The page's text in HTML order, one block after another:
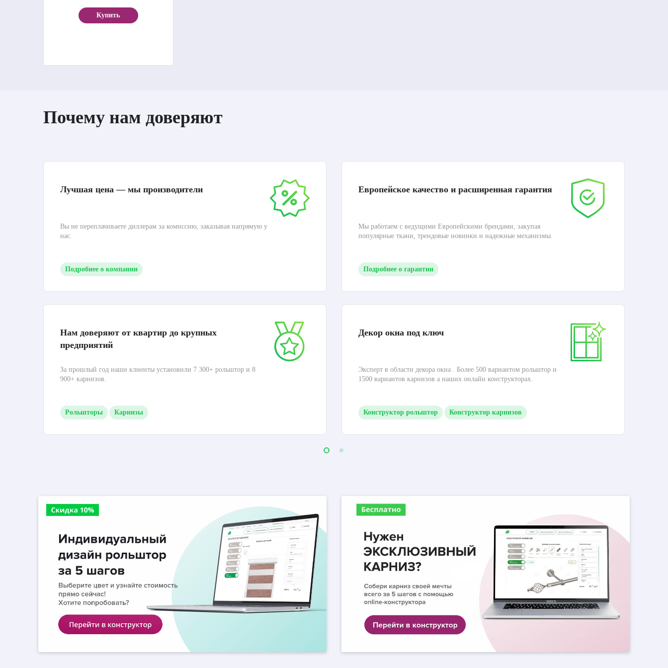
Купить
Почему нам доверяют
Лучшая цена — мы производители
Вы не переплачиваете диллерам за комиссию, заказывая напрямую у
нас.
Подробнее о компании
Нам доверяют от квартир до крупных
предприятий
За прошлый год наши клиенты установили 7 300+ рольштор и 8
900+ карнизов.
Рольшторы Карнизы
Европейское качество и расширенная гарантия
Мы работаем с ведущими Европейскими брендами, закупая
популярные ткани, трендовые новинки и надежные механизмы.
Подробнее о гарантии
Декор окна под ключ
Эксперт в области декора окна . Более 500 вариантом рольштор и
1500 вариантов карнизов а наших онлайн конструкторах.
Конструктор рольштор Конструктор карнизов